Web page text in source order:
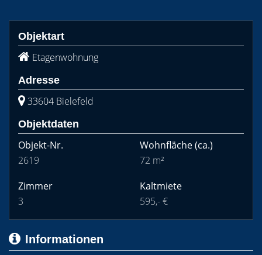
Objektart
Etagenwohnung
Adresse
33604 Bielefeld
Objektdaten
Objekt-Nr.
2619
Wohnfläche(ca.)
72 m²
Zimmer
3
Kaltmiete
595,- €
Informationen